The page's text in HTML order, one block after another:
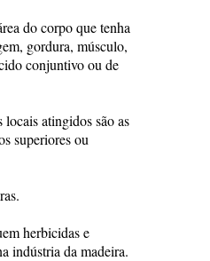
do corpo que tenha
gordura, músculo,
conjuntivo ou de
locais atingidos são as
superiores ou
herbicidas e
indústria da madeira.